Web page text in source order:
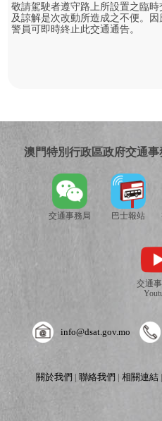
敬請駕駛者遵守路上所設置之臨
及諒解是次改動所造成之不便。
警員可即時終止此交通通告。
澳門特別行政區政府交通事
交通事務局 巴士報站
交通
info@dsat.gov.mo
關於我們 |聯絡我們 |相關連結